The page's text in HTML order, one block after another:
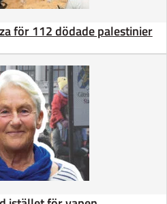
för 112 dödade palestinier